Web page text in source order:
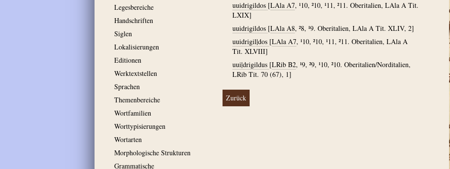
Legesbereiche
Handschriften
Siglen
Lokalisierungen
Editionen
Werktextstellen
Sprachen
Themenbereiche
Wortfamilien
Worttypisierungen
Wortarten
Morphologische Strukturen
Grammatische
uuidrigildos [LAla A7, ¹10, ²10, ¹11, ²11. Oberitalien, LAla A Tit.
LXIX]
uuidrigildos [LAla A8, ²8, ¹9. Oberitalien, LAla A Tit. XLIV, 2]
uuidrigil|dos [LAla A7, ¹10, ²10, ¹11, ²11. Oberitalien, LAla A
Tit. XLVIII]
uui|drigildus [LRib B2, ¹9, ²9, ¹10, ²10. Oberitalien/Norditalien,
LRib Tit. 70 (67), 1]
Zurück